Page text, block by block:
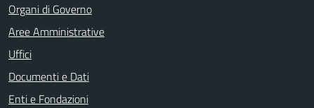
Organi di Governo
Aree Amministrative
Uffici
Documenti e Dati
Enti e Fondazioni